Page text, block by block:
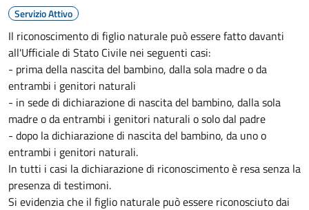
Servizio Attivo
Il riconoscimento di figlio naturale può essere fatto davanti
all'Ufficiale di Stato Civile nei seguenti casi:
- prima della nascita del bambino, dalla sola madre o da
entrambi i genitori naturali
- in sede di dichiarazione di nascita del bambino, dalla sola
madre o da entrambi i genitori naturali o solo dal padre
- dopo la dichiarazione di nascita del bambino, da uno o
entrambi i genitori naturali.
In tutti i casi la dichiarazione di riconoscimento è resa senza la
presenza di testimoni.
Si evidenzia che il figlio naturale può essere riconosciuto dai